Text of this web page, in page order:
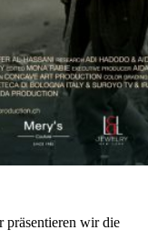
präsentieren wir die